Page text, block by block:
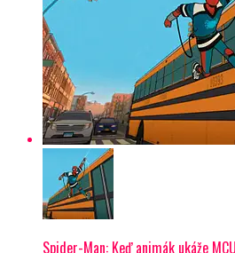
Spider-Man: Keď animák ukáže